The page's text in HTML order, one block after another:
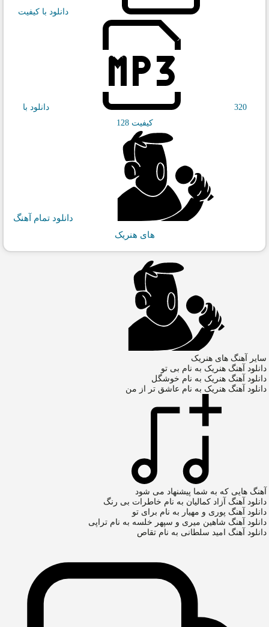
دانلود با کیفیت
320
دانلود با
کیفیت 128
دانلود تمام آهنگ
های هنریک
سایر آهنگ های هنریک
دانلود آهنگ هنریک به نام بی تو
دانلود آهنگ هنریک به نام خوشگل
دانلود آهنگ هنریک به نام عاشق تر از من
آهنگ هایی که به شما پیشنهاد می شود
دانلود آهنگ آزاد کمالیان به نام خاطرات بی رنگ
دانلود آهنگ پوری و مهیار به نام برای تو
دانلود آهنگ شاهین میری و سپهر خلسه به نام تراپی
دانلود آهنگ امید سلطانی به نام تقاص